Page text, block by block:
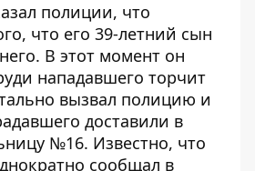
полиции, что
что его 39-летний сын
В этот момент он
нападавшего торчит
вызвал полицию и
доставили в
№16. Известно, что
сообщал в